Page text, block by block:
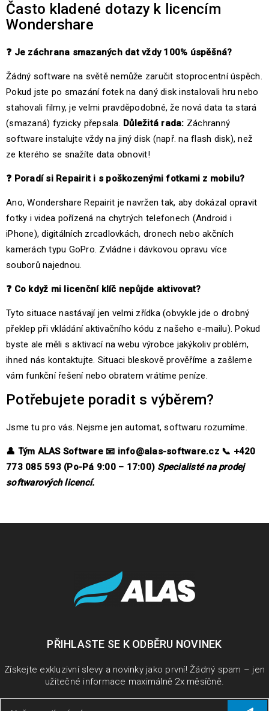
Často kladené dotazy k licencím
Wondershare
❓ Je záchrana smazaných dat vždy 100% úspěšná?
Žádný software na světě nemůže zaručit stoprocentní úspěch.
Pokud jste po smazání fotek na daný disk instalovali hru nebo
stahovali filmy, je velmi pravděpodobné, že nová data ta stará
(smazaná) fyzicky přepsala. Důležitá rada: Záchranný
software instalujte vždy na jiný disk (např. na flash disk), než
ze kterého se snažíte data obnovit!
❓ Poradí si Repairit i s poškozenými fotkami z mobilu?
Ano, Wondershare Repairit je navržen tak, aby dokázal opravit
fotky i videa pořízená na chytrých telefonech (Android i
iPhone), digitálních zrcadlovkách, dronech nebo akčních
kamerách typu GoPro. Zvládne i dávkovou opravu více
souborů najednou.
❓ Co když mi licenční klíč nepůjde aktivovat?
Tyto situace nastávají jen velmi zřídka (obvykle jde o drobný
překlep při vkládání aktivačního kódu z našeho e-mailu). Pokud
byste ale měli s aktivací na webu výrobce jakýkoliv problém,
ihned nás kontaktujte. Situaci bleskově prověříme a zašleme
vám funkční řešení nebo obratem vrátíme peníze.
Potřebujete poradit s výběrem?
Jsme tu pro vás. Nejsme jen automat, softwaru rozumíme.
👤 Tým ALAS Software 📧 info@alas-software.cz 📞 +420
773 085 593 (Po-Pá 9:00 – 17:00) Specialisté na prodej
softwarových licencí.
PŘIHLASTE SE K ODBĚRU NOVINEK
Získejte exkluzivní slevy a novinky jako první! Žádný spam – jen
užitečné informace maximálně 2x měsíčně.